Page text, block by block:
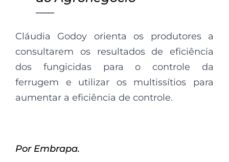
—–
Cláudia Godoy orienta os produtores a
consultarem os resultados de eficiência
dos fungicidas para o controle da
ferrugem e utilizar os multissítios para
aumentar a eficiência de controle.
Por Embrapa.